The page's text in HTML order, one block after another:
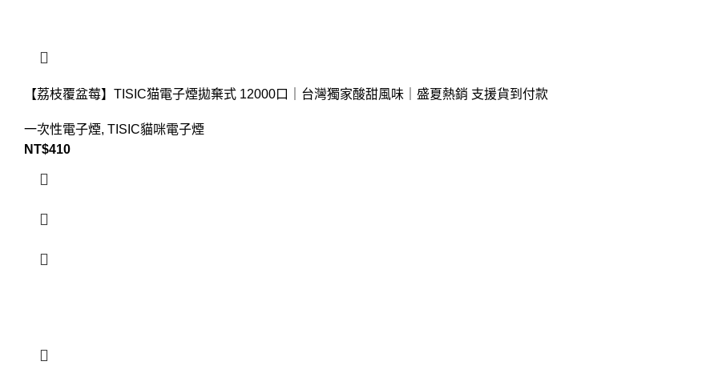
【荔枝覆盆莓】TISIC猫電子煙拋棄式 12000口｜台灣獨家酸甜風味｜盛夏熱銷 支援貨到付款
一次性電子煙, TISIC貓咪電子煙
NT$410